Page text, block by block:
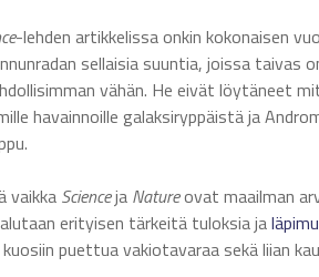
-lehden artikkelissa onkin kokonaisen
sellaisia suuntia, joissa
vähän. He eivät löytäneet
havainnoille galaksiryppäistä ja
vaikka Scienceja Natureovat maailman
erityisen tärkeitä tuloksia ja
puettua vakiotavaraa sekä liian